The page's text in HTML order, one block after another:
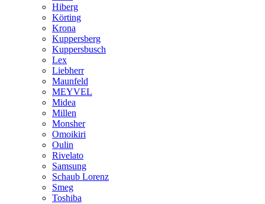
Hiberg
Körting
Krona
Kuppersberg
Kuppersbusch
Lex
Liebherr
Maunfeld
MEYVEL
Midea
Millen
Monsher
Omoikiri
Oulin
Rivelato
Samsung
Schaub Lorenz
Smeg
Toshiba